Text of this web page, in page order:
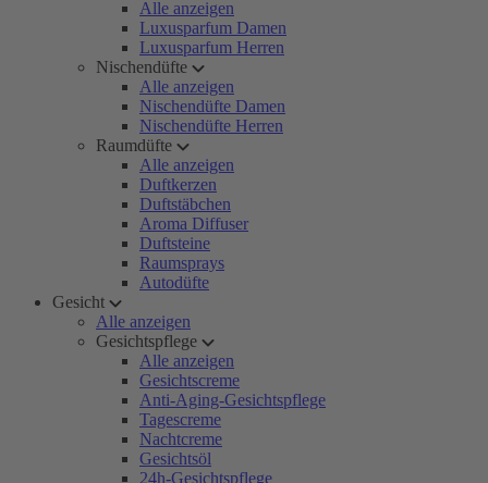
Alle anzeigen
Luxusparfum Damen
Luxusparfum Herren
Nischendüfte
Alle anzeigen
Nischendüfte Damen
Nischendüfte Herren
Raumdüfte
Alle anzeigen
Duftkerzen
Duftstäbchen
Aroma Diffuser
Duftsteine
Raumsprays
Autodüfte
Gesicht
Alle anzeigen
Gesichtspflege
Alle anzeigen
Gesichtscreme
Anti-Aging-Gesichtspflege
Tagescreme
Nachtcreme
Gesichtsöl
24h-Gesichtspflege